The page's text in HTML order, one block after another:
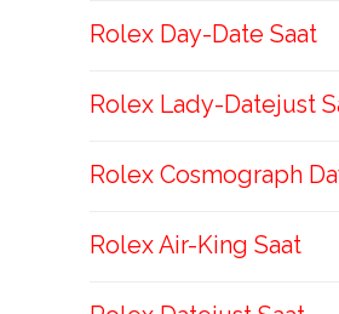
Rolex Day-Date Saat
Rolex Lady-Datejust
Rolex Cosmograph
Rolex Air-King Saat